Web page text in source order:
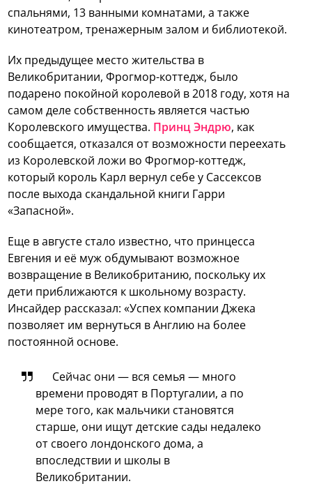
спальнями, 13 ванными комнатами, а также
кинотеатром, тренажерным залом и библиотекой.
Их предыдущее место жительства в
Великобритании, Фрогмор-коттедж, было
подарено покойной королевой в 2018 году, хотя на
самом деле собственность является частью
Королевского имущества. Принц Эндрю, как
сообщается, отказался от возможности переехать
из Королевской ложи во Фрогмор-коттедж,
который король Карл вернул себе у Сассексов
после выхода скандальной книги Гарри
«Запасной».
Еще в августе стало известно, что принцесса
Евгения и её муж обдумывают возможное
возвращение в Великобританию, поскольку их
дети приближаются к школьному возрасту.
Инсайдер рассказал: «Успех компании Джека
позволяет им вернуться в Англию на более
постоянной основе.
Сейчас они — вся семья — много
времени проводят в Португалии, а по
мере того, как мальчики становятся
старше, они ищут детские сады недалеко
от своего лондонского дома, а
впоследствии и школы в
Великобритании.